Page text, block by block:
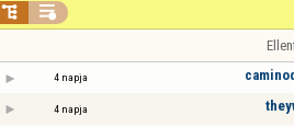
 
4 napja
4 napja